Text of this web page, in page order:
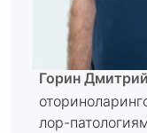
Горин
лор-